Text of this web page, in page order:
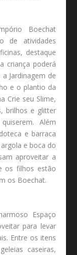
Boechat
de atividades
destaque
criança poderá
Jardinagem de
e o plantio da
Crie seu Slime,
brilhos e glitter
Além
e barraca
e boca do
aproveitar a
os filhos estão
os Boechat.
Espaço
para levar
Entre os itens
caseiras,